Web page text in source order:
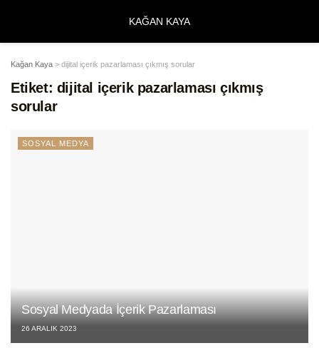
KAĞAN KAYA
Kağan Kaya > dijital içerik pazarlaması çıkmış sorular
Etiket: dijital içerik pazarlaması çıkmış
sorular
SOSYAL MEDYA
Sosyal Medyada İçerik Pazarlaması
26 ARALIK 2023